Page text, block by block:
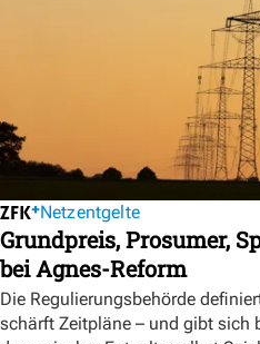
Netzentgelte
Grundpreis, Prosumer,
bei Agnes-Reform
Die Regulierungsbehörde
schärft Zeitpläne – und gibt sich